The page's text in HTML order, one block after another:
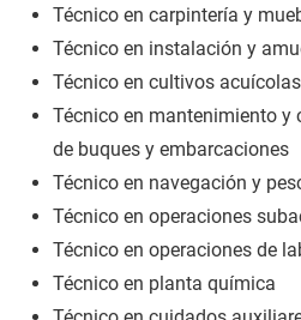
Técnico en carpintería y
Técnico en instalación y
Técnico en cultivos acuícolas
Técnico en mantenimiento y
de buques y embarcaciones
Técnico en navegación y
Técnico en operaciones
Técnico en operaciones de
Técnico en planta química